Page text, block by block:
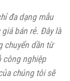
đa dạng mẫu
bán rẻ. Đây là
chuyển dần từ
công nghiệp
chúng tôi sẽ